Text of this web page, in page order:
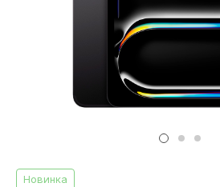
Новинка